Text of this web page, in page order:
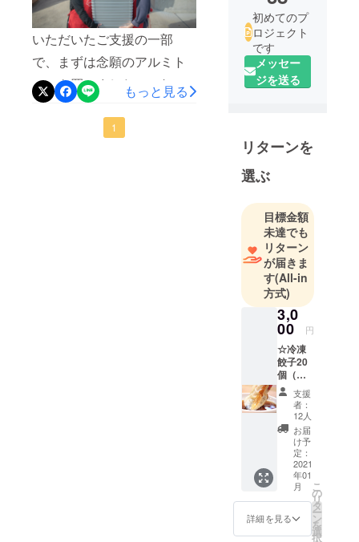
いただいたご支援の一部
で、まずは念願のアルミト
レーを買いました。これで
一度に早く餃子を冷凍する
ことができます。「さっき
もっと見る
1
初めてのプ
ロジェクト
です
メッセー
ジを送る
リターンを
選ぶ
目標金額
未達でも
リターン
が届きま
す(All-in
方式)
3,0
00 円
☆冷凍
餃子20
個（レ
モン餃
子10
個、京
丹波本
しめじ
餃子10
個） ☆
まめふ
くボー
ルペン
支援
者：
12人
お届
け予
定：
2021
年01
月
詳細を見る
こ
の
リ
タ
ー
ン
を
選
択